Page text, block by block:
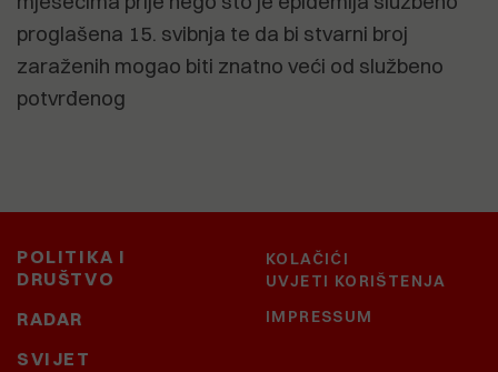
proglašena 15. svibnja te da bi stvarni broj
zaraženih mogao biti znatno veći od službeno
potvrđenog
POLITIKA I
DRUŠTVO
RADAR
SVIJET
KOLAČIĆI
UVJETI KORIŠTENJA
IMPRESSUM